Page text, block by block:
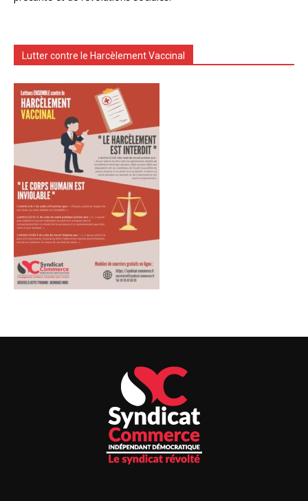
Lutter contre le Harcèlement Vaccinal